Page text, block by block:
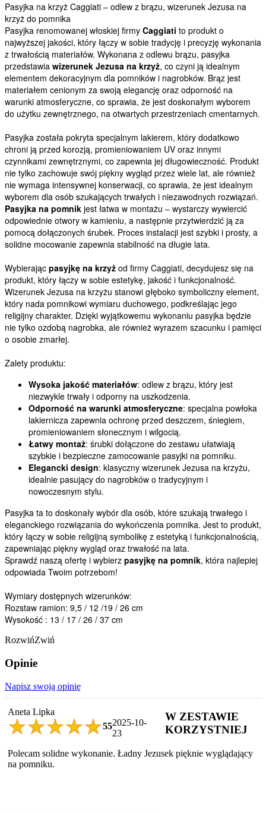
Pasyjka na krzyż Caggiati – odlew z brązu, wizerunek Jezusa na
krzyż do pomnika
Pasyjka renomowanej włoskiej firmy Caggiati to produkt o
najwyższej jakości, który łączy w sobie tradycję i precyzję wykonania
z trwałością materiałów. Wykonana z odlewu brązu, pasyjka
przedstawia wizerunek Jezusa na krzyż, co czyni ją idealnym
elementem dekoracyjnym dla pomników i nagrobków. Brąz jest
materiałem cenionym za swoją elegancję oraz odporność na
warunki atmosferyczne, co sprawia, że jest doskonałym wyborem
do użytku zewnętrznego, na otwartych przestrzeniach cmentarnych.
Pasyjka została pokryta specjalnym lakierem, który dodatkowo
chroni ją przed korozją, promieniowaniem UV oraz innymi
czynnikami zewnętrznymi, co zapewnia jej długowieczność. Produkt
nie tylko zachowuje swój piękny wygląd przez wiele lat, ale również
nie wymaga intensywnej konserwacji, co sprawia, że jest idealnym
wyborem dla osób szukających trwałych i niezawodnych rozwiązań.
Pasyjka na pomnik jest łatwa w montażu – wystarczy wywiercić
odpowiednie otwory w kamieniu, a następnie przytwierdzić ją za
pomocą dołączonych śrubek. Proces instalacji jest szybki i prosty, a
solidne mocowanie zapewnia stabilność na długie lata.
Wybierając pasyjkę na krzyż od firmy Caggiati, decydujesz się na
produkt, który łączy w sobie estetykę, jakość i funkcjonalność.
Wizerunek Jezusa na krzyżu stanowi głęboko symboliczny element,
który nada pomnikowi wymiaru duchowego, podkreślając jego
religijny charakter. Dzięki wyjątkowemu wykonaniu pasyjka będzie
nie tylko ozdobą nagrobka, ale również wyrazem szacunku i pamięci
o osobie zmarłej.
Zalety produktu:
Wysoka jakość materiałów: odlew z brązu, który jest
niezwykle trwały i odporny na uszkodzenia.
Odporność na warunki atmosferyczne: specjalna powłoka
lakiernicza zapewnia ochronę przed deszczem, śniegiem,
promieniowaniem słonecznym i wilgocią.
Łatwy montaż: śrubki dołączone do zestawu ułatwiają
szybkie i bezpieczne zamocowanie pasyjki na pomniku.
Elegancki design: klasyczny wizerunek Jezusa na krzyżu,
idealnie pasujący do nagrobków o tradycyjnym i
nowoczesnym stylu.
Pasyjka ta to doskonały wybór dla osób, które szukają trwałego i
eleganckiego rozwiązania do wykończenia pomnika. Jest to produkt,
który łączy w sobie religijną symbolikę z estetyką i funkcjonalnością,
zapewniając piękny wygląd oraz trwałość na lata.
Sprawdź naszą ofertę i wybierz pasyjkę na pomnik, która najlepiej
odpowiada Twoim potrzebom!
Wymiary dostępnych wizerunków:
Rozstaw ramion: 9,5 / 12 /19 / 26 cm
Wysokość : 13 / 17 / 26 / 37 cm
RozwińZwiń
Opinie
Napisz swoją opinię
Aneta Lipka
552025-10-
23
Polecam solidne wykonanie. Ładny Jezusek pięknie wyglądający
na pomniku.
W ZESTAWIE
KORZYSTNIEJ